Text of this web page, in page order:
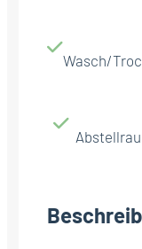
Wasch/